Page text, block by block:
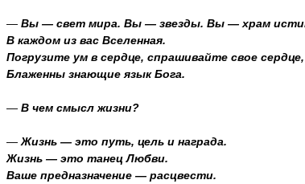
— Вы — свет мира. Вы — звезды. Вы — храм
В каждом из вас Вселенная.
Погрузите ум в сердце, спрашивайте свое
Блаженны знающие язык Бога.
— В чем смысл жизни?
— Жизнь — это путь, цель и награда.
Жизнь — это танец Любви.
Ваше предназначение — расцвести.